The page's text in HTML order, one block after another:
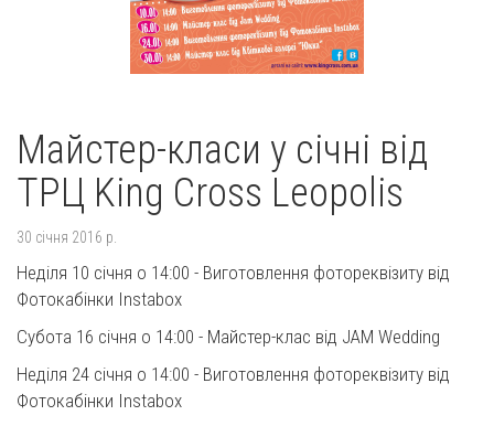
Майстер-класи у січні від
ТРЦ King Cross Leopolis
30 січня 2016 р.
Неділя 10 січня о 14:00 - Виготовлення фотореквізиту від
Фотокабінки Instabox
Субота 16 січня о 14:00 - Майстер-клас від JAM Wedding
Неділя 24 січня о 14:00 - Виготовлення фотореквізиту від
Фотокабінки Instabox